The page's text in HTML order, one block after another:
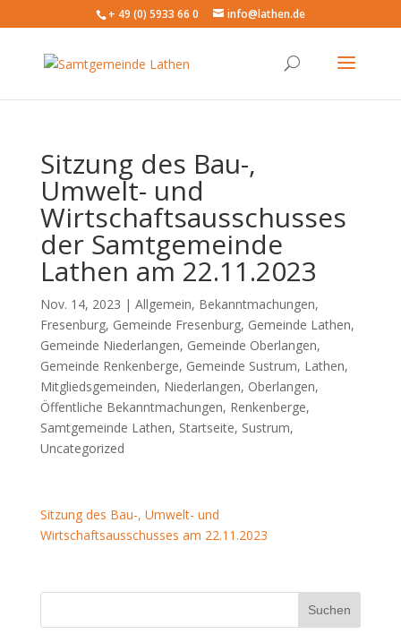
+ 49 (0) 5933 66 0 info@lathen.de
Sitzung des Bau-,
Umwelt- und
Wirtschaftsausschusses
der Samtgemeinde
Lathen am 22.11.2023
Nov. 14, 2023 | Allgemein, Bekanntmachungen,
Fresenburg, Gemeinde Fresenburg, Gemeinde Lathen,
Gemeinde Niederlangen, Gemeinde Oberlangen,
Gemeinde Renkenberge, Gemeinde Sustrum, Lathen,
Mitgliedsgemeinden, Niederlangen, Oberlangen,
Öffentliche Bekanntmachungen, Renkenberge,
Samtgemeinde Lathen, Startseite, Sustrum,
Uncategorized
Sitzung des Bau-, Umwelt- und
Wirtschaftsausschusses am 22.11.2023